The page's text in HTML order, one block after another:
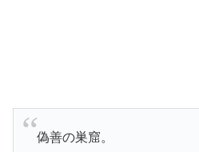
偽善の巣窟。